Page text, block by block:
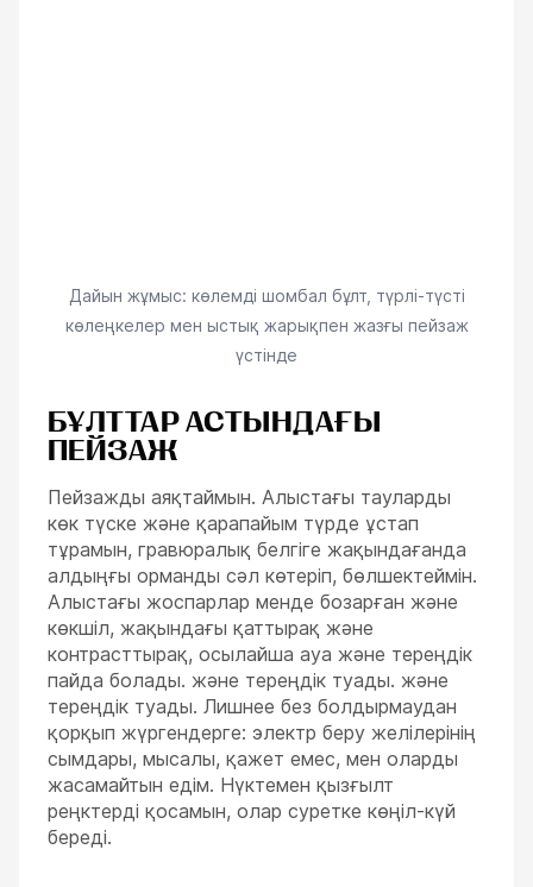
Дайын жұмыс: көлемді шомбал бұлт, түрлі-түсті
көлеңкелер мен ыстық жарықпен жазғы пейзаж
үстінде
БҰЛТТАР АСТЫНДАҒЫ
ПЕЙЗАЖ
Пейзажды аяқтаймын. Алыстағы тауларды
көк түске және қарапайым түрде ұстап
тұрамын, гравюралық белгіге жақындағанда
алдыңғы орманды сәл көтеріп, бөлшектеймін.
Алыстағы жоспарлар менде бозарған және
көкшіл, жақындағы қаттырақ және
контрасттырақ, осылайша ауа және тереңдік
пайда болады. және тереңдік туады. және
тереңдік туады. Лишнее без болдырмаудан
қорқып жүргендерге: электр беру желілерінің
сымдары, мысалы, қажет емес, мен оларды
жасамайтын едім. Нүктемен қызғылт
реңктерді қосамын, олар суретке көңіл-күй
береді.